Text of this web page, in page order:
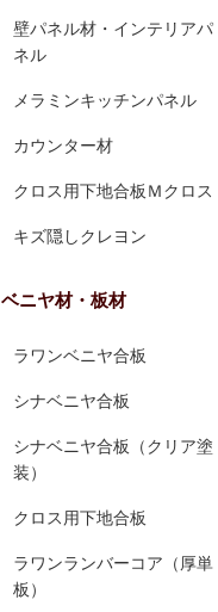
壁パネル材・インテリアパ
ネル
メラミンキッチンパネル
カウンター材
クロス用下地合板Ｍクロス
キズ隠しクレヨン
ベニヤ材・板材
ラワンベニヤ合板
シナベニヤ合板
シナベニヤ合板（クリア塗
装）
クロス用下地合板
ラワンランバーコア（厚単
板）